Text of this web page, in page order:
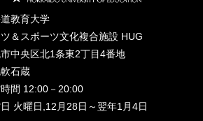
教育大学
＆スポーツ文化複合施設 HUG
中央区北1条東2丁目4番地
石蔵
間 12:00－20:00
火曜日,12月28日～翌年1月4日